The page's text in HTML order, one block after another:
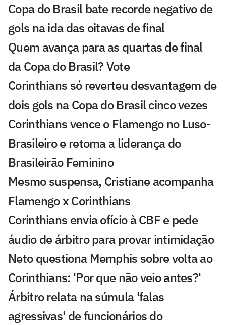
Copa do Brasil bate recorde negativo de
gols na ida das oitavas de final
Quem avança para as quartas de final
da Copa do Brasil? Vote
Corinthians só reverteu desvantagem de
dois gols na Copa do Brasil cinco vezes
Corinthians vence o Flamengo no Luso-
Brasileiro e retoma a liderança do
Brasileirão Feminino
Mesmo suspensa, Cristiane acompanha
Flamengo x Corinthians
Corinthians envia ofício à CBF e pede
áudio de árbitro para provar intimidação
Neto questiona Memphis sobre volta ao
Corinthians: 'Por que não veio antes?'
Árbitro relata na súmula 'falas
agressivas' de funcionários do